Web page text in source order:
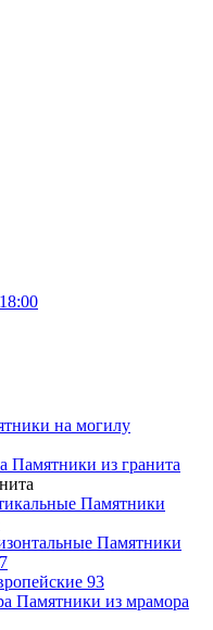
на могилу
Памятники из гранита
Памятники
Памятники
93
Памятники из мрамора